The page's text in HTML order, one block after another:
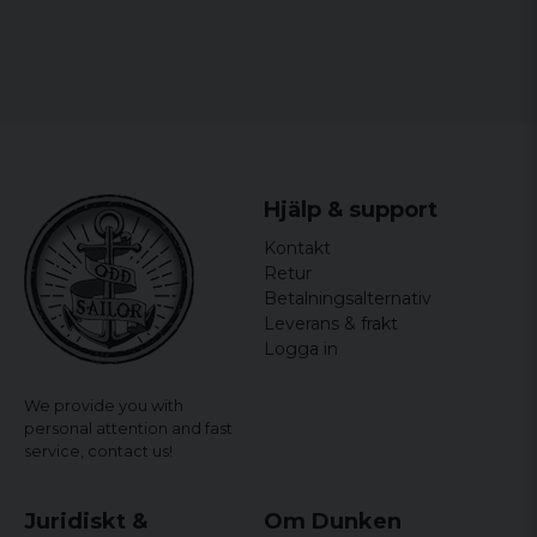
We provide you with
personal attention and fast
service, contact us!
Hjälp & support
Kontakt
Retur
Betalningsalternativ
Leverans & frakt
Logga in
Juridiskt & Om Dunken